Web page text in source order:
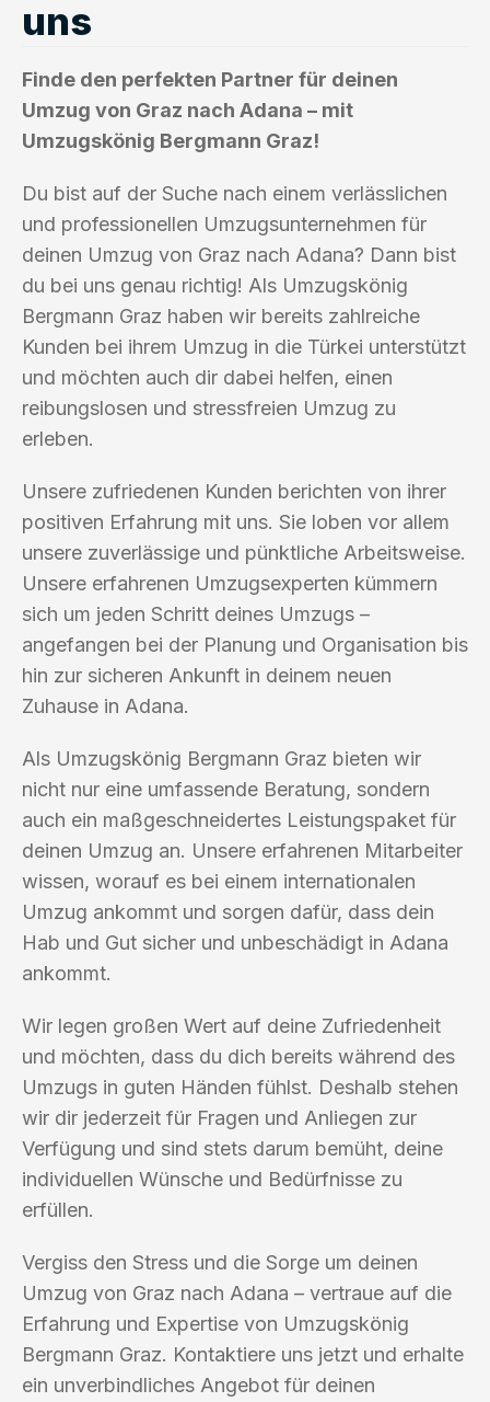
uns
Finde den perfekten Partner für deinen
Umzug von Graz nach Adana – mit
Umzugskönig Bergmann Graz!
Du bist auf der Suche nach einem verlässlichen
und professionellen Umzugsunternehmen für
deinen Umzug von Graz nach Adana? Dann bist
du bei uns genau richtig! Als Umzugskönig
Bergmann Graz haben wir bereits zahlreiche
Kunden bei ihrem Umzug in die Türkei unterstützt
und möchten auch dir dabei helfen, einen
reibungslosen und stressfreien Umzug zu
erleben.
Unsere zufriedenen Kunden berichten von ihrer
positiven Erfahrung mit uns. Sie loben vor allem
unsere zuverlässige und pünktliche Arbeitsweise.
Unsere erfahrenen Umzugsexperten kümmern
sich um jeden Schritt deines Umzugs –
angefangen bei der Planung und Organisation bis
hin zur sicheren Ankunft in deinem neuen
Zuhause in Adana.
Als Umzugskönig Bergmann Graz bieten wir
nicht nur eine umfassende Beratung, sondern
auch ein maßgeschneidertes Leistungspaket für
deinen Umzug an. Unsere erfahrenen Mitarbeiter
wissen, worauf es bei einem internationalen
Umzug ankommt und sorgen dafür, dass dein
Hab und Gut sicher und unbeschädigt in Adana
ankommt.
Wir legen großen Wert auf deine Zufriedenheit
und möchten, dass du dich bereits während des
Umzugs in guten Händen fühlst. Deshalb stehen
wir dir jederzeit für Fragen und Anliegen zur
Verfügung und sind stets darum bemüht, deine
individuellen Wünsche und Bedürfnisse zu
erfüllen.
Vergiss den Stress und die Sorge um deinen
Umzug von Graz nach Adana – vertraue auf die
Erfahrung und Expertise von Umzugskönig
Bergmann Graz. Kontaktiere uns jetzt und erhalte
ein unverbindliches Angebot für deinen